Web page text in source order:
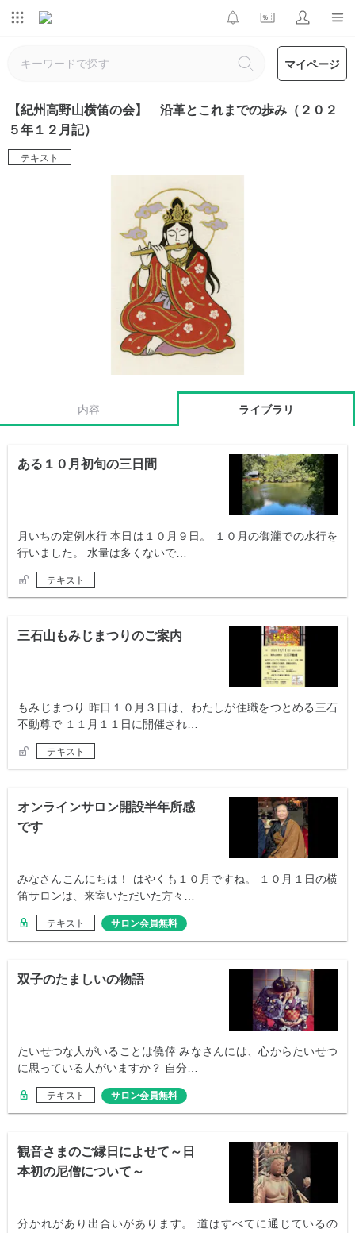
マイページ
【紀州高野山横笛の会】 沿革とこれまでの歩み（２０２
５年１２月記）
テキスト
内容 ライブラリ
ある１０月初旬の三日間
月いちの定例水行 本日は１０月９日。 １０月の御瀧での水行を
行いました。 水量は多くないで…
テキスト
三石山もみじまつりのご案内
もみじまつり 昨日１０月３日は、わたしが住職をつとめる三石
不動尊で １１月１１日に開催され…
テキスト
オンラインサロン開設半年所感
です
みなさんこんにちは！ はやくも１０月ですね。 １０月１日の横
笛サロンは、来室いただいた方々…
テキスト サロン会員無料
双子のたましいの物語
たいせつな人がいることは僥倖 みなさんには、心からたいせつ
に思っている人がいますか？ 自分…
テキスト サロン会員無料
観音さまのご縁日によせて～日
本初の尼僧について～
分かれがあり出合いがあります。 道はすべてに通じているの